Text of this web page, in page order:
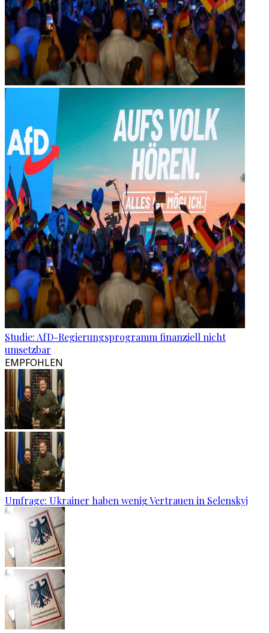
Studie: AfD-Regierungsprogramm finanziell nicht
umsetzbar
EMPFOHLEN
Umfrage: Ukrainer haben wenig Vertrauen in Selenskyj